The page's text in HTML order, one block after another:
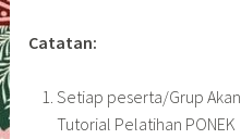
Catatan:
Setiap peserta/Grup
Tutorial Pelatihan PONEK